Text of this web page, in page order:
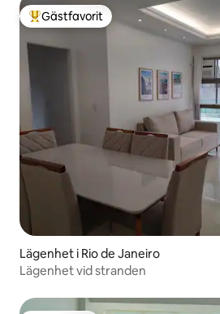
Populär gästfavorit
Gästfavorit
Lägenhet i Rio de Janeiro
Lägenhet vid stranden